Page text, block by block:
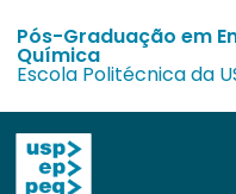
Pós-Graduação em
Química
Escola Politécnica da